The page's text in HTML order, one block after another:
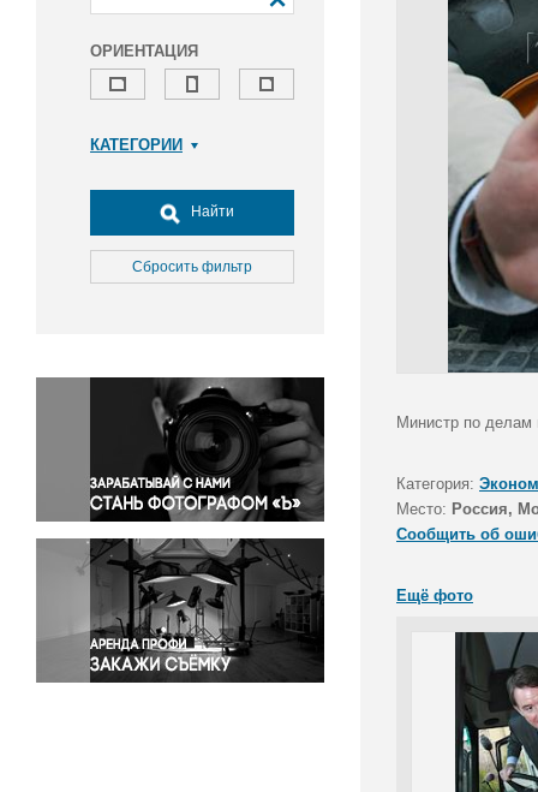
ОРИЕНТАЦИЯ
КАТЕГОРИИ
Досуг, туризм и отдых
Культура
Медицина
Окружающая среда
Политика
Правосудие
Происшествия и конфликты
Религия
Светская жизнь
Спорт
Экология
Экономика и бизнес
Найти
Сбросить фильтр
Министр по делам
Категория:
Место: Россия,
Сообщить об
Ещё фото